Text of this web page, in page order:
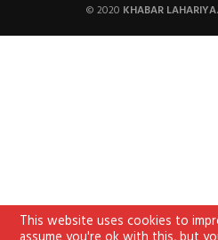
© 2020 KHABAR LAHARIYA.
This website uses cookies to